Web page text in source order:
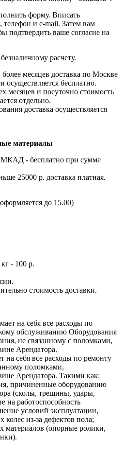
форму. Вписать
и e-mail. Затем вам
подтвердить ваше согласие на
расчету.
месяцев доставка по Москве
осуществляется бесплатно.
месяцев и посуточно стоимость
отдельно.
доставка осуществляется
материалы
МКАД - бесплатно при сумме
25000 р. доставка платная.
до 15.00)
- 100 р.
стоимость доставки.
на себя все расходы по
обслуживанию Оборудования
не связанному с поломками,
Арендатора.
на себя все расходы по ремонту
поломками,
Арендатора. Такими как:
причиненные оборудованию
(сколы, трещины, удары,
работоспособность
условий эксплуатации,
колес из-за дефектов пола;
материалов (опорные ролики,